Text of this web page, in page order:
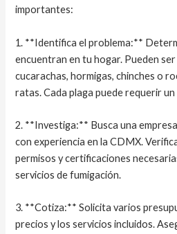
importantes:
1. **Identifica el problema:**
encuentran en tu hogar. Pueden
cucarachas, hormigas, chinches o
ratas. Cada plaga puede requerir
2. **Investiga:** Busca una
con experiencia en la CDMX.
permisos y certificaciones
servicios de fumigación.
3. **Cotiza:** Solicita varios
precios y los servicios incluidos.